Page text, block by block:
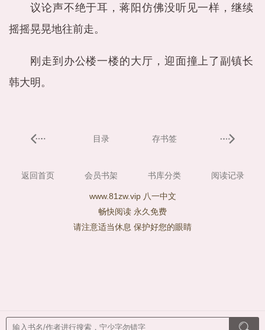
议论声不绝于耳，蒋阳仿佛没听见一样，继续
摇摇晃晃地往前走。
刚走到办公楼一楼的大厅，迎面撞上了副镇长
韩大明。
目录 存书签
返回首页 会员书架 书库分类 阅读记录
www.81zw.vip 八一中文
畅快阅读 永久免费
请注意适当休息 保护好您的眼睛